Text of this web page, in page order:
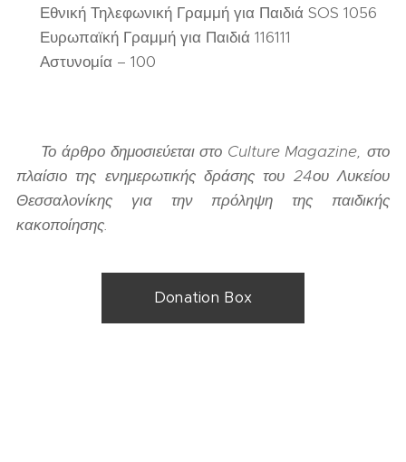
📞 Εθνική Τηλεφωνική Γραμμή για Παιδιά SOS 1056
📞 Ευρωπαϊκή Γραμμή για Παιδιά 116111
📞 Αστυνομία – 100
Το άρθρο δημοσιεύεται στο Culture Magazine, στο
πλαίσιο της ενημερωτικής δράσης του 24ου Λυκείου
Θεσσαλονίκης για την πρόληψη της παιδικής
κακοποίησης.
Donation Box